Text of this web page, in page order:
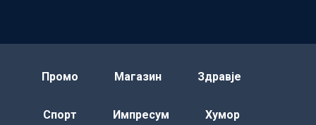
Промо Магазин Здравје
Спорт Импресум Хумор